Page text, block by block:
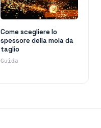
Come scegliere lo
spessore della mola da
taglio
Guida